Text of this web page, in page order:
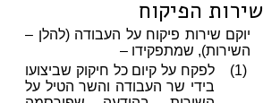
שירות הפיקוח
יוקם שירות פיקוח על העבודה (להלן –
השירות), שמתפקידו –
(1)
לפקח על קיום כל חיקוק שביצועו
בידי שר העבודה והשר הטיל על